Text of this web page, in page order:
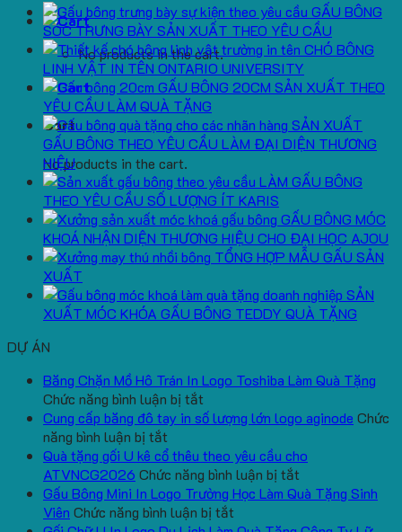
No products in the cart.
Cart
No products in the cart.
GẤU BÔNG
SÓC TRƯNG BÀY SẢN XUẤT THEO YÊU CẦU
CHÓ BÔNG
LINH VẬT IN TÊN ONTARIO UNIVERSITY
GẤU BÔNG 20CM SẢN XUẤT THEO
YÊU CẦU LÀM QUÀ TẶNG
SẢN XUẤT
GẤU BÔNG THEO YÊU CẦU LÀM ĐẠI DIỆN THƯƠNG
HIỆU
LÀM GẤU BÔNG
THEO YÊU CẦU SỐ LƯỢNG ÍT KARIS
GẤU BÔNG MÓC
KHOÁ NHẬN DIỆN THƯƠNG HIỆU CHO ĐẠI HỌC AJOU
TỔNG HỢP MẪU GẤU SẢN
XUẤT
SẢN
XUẤT MÓC KHÓA GẤU BÔNG TEDDY QUÀ TẶNG
DỰ ÁN
Băng Chặn Mồ Hô Trán In Logo Toshiba Làm Quà Tặng
Chức năng bình luận bị tắt
Băng
Mồ
Hô
Trán
In
Cung cấp băng đô tay in số lượng lớn logo aginode Chức
năng bình luận bị tắt
Cung
cấp
băng
đô
Quà tặng gối U kê cổ thêu theo yêu cầu cho
ATVNCG2026 Chức năng bình luận bị tắt
Quà
Gấu Bông Mini In Logo Trường Học Làm Quà Tặng Sinh
Viên Chức năng bình luận bị tắt